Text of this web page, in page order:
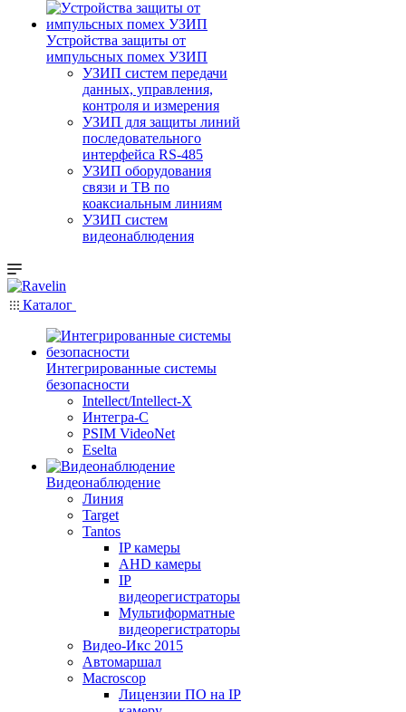
Уcтройства защиты от
импульсных помех УЗИП
УЗИП систем передачи
данных, управления,
контроля и измерения
УЗИП для защиты линий
последовательного
интерфейса RS-485
УЗИП оборудования
связи и ТВ по
коаксиальным линиям
УЗИП систем
видеонаблюдения
Каталог
Интегрированные системы
безопасности
Intellect/Intellect-X
Интегра-С
PSIM VideoNet
Eselta
Видеонаблюдение
Линия
Target
Tantos
IP камеры
AHD камеры
IP
видеорегистраторы
Мультиформатные
видеорегистраторы
Видео-Икс 2015
Автомаршал
Macroscop
Лицензии ПО на IP